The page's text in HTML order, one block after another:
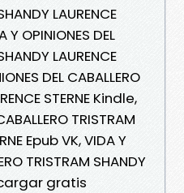
LAURENCE
OPINIONES DEL
LAURENCE
DEL CABALLERO
STERNE Kindle,
TRISTRAM
Epub VK, VIDA Y
TRISTRAM SHANDY
gratis